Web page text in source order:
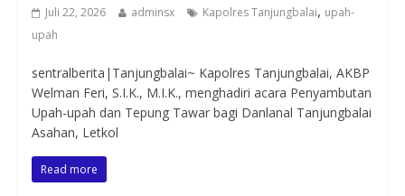
Juli 22, 2026 adminsx Kapolres Tanjungbalai, upah-
upah
sentralberita|Tanjungbalai~ Kapolres Tanjungbalai, AKBP
Welman Feri, S.I.K., M.I.K., menghadiri acara Penyambutan
Upah-upah dan Tepung Tawar bagi Danlanal Tanjungbalai
Asahan, Letkol
Read more